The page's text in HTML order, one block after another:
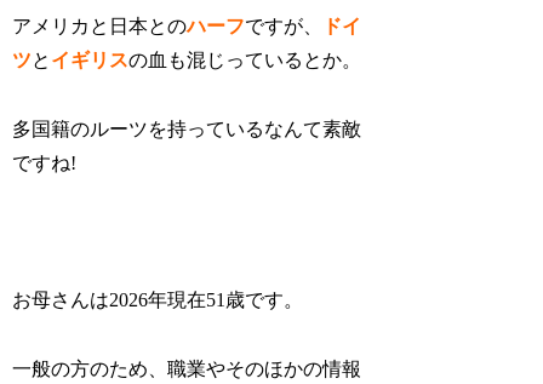
アメリカと日本とのハーフですが、
ドイ
ツと イギリスの血も混じっているとか。
多国籍のルーツを持っているなんて素敵
ですね!
お母さんは2026年現在51歳です。
一般の方のため、職業やそのほかの情報